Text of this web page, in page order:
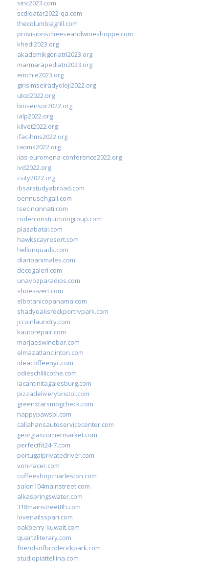
sinc2023.com
scdlqatar2022-qa.com
thecolumbiagrill.com
provisionscheeseandwineshoppe.com
khedi2023.org
akademikgeriatri2023.org
marmarapediatri2023.org
emchie2023.org
girisimselradyoloji2022.org
utcd2022.org
biosensor2022.org
ialp2022.org
klivet2022.org
ifac-hms2022.org
taoms2022.org
iias-euromena-conference2022.org
ivd2022.org
csity2022.org
ibsarstudyabroad.com
bennusehgall.com
tsecincinnati.com
roderconstructiongroup.com
plazabatai.com
hawkscayresort.com
hellonquads.com
diarioanimales.com
decogaleri.com
unavozparadios.com
shoes-vert.com
elbotanicopanama.com
shadyoaksrockportrvpark.com
jccoinlaundry.com
kautorepair.com
marjaeswinebar.com
elmazatlanclinton.com
ideacoffeenyc.com
odieschillicothe.com
lacantinitagalesburg.com
pizzadeliverybristol.com
greenstarsmogcheck.com
happypawspl.com
callahansautoservicecenter.com
georgiascornermarket.com
perfectfit24-7.com
portugalprivatedriver.com
von-racer.com
coffeeshopcharleston.com
salon104mainstreet.com
alkaspringswater.com
318mainstreet8h.com
lovenailsspari.com
oakberry-kuwait.com
quartzliterary.com
friendsofbroderickpark.com
studiopiattellina.com